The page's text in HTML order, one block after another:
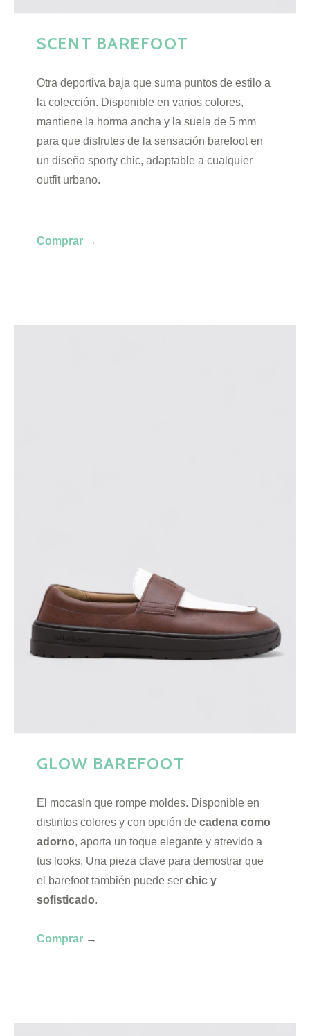
SCENT BAREFOOT
Otra deportiva baja que suma puntos de estilo a
la colección. Disponible en varios colores,
mantiene la horma ancha y la suela de 5 mm
para que disfrutes de la sensación barefoot en
un diseño sporty chic, adaptable a cualquier
outfit urbano.
Comprar →
GLOW BAREFOOT
El mocasín que rompe moldes. Disponible en
distintos colores y con opción de cadena como
adorno, aporta un toque elegante y atrevido a
tus looks. Una pieza clave para demostrar que
el barefoot también puede ser chic y
sofisticado.
Comprar→